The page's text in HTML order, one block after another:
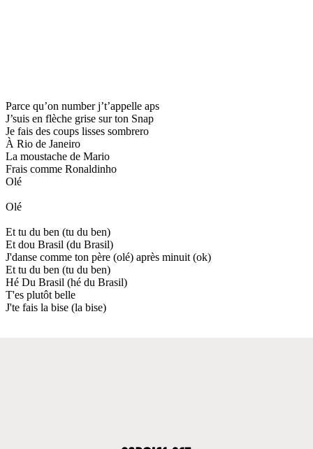
Parce qu’on number j’t’appelle aps
J’suis en flèche grise sur ton Snap
Je fais des coups lisses sombrero
À Rio de Janeiro
La moustache de Mario
Frais comme Ronaldinho
Olé
Olé
Et tu du ben (tu du ben)
Et dou Brasil (du Brasil)
J'danse comme ton père (olé) après minuit (ok)
Et tu du ben (tu du ben)
Hé Du Brasil (hé du Brasil)
T'es plutôt belle
J'te fais la bise (la bise)